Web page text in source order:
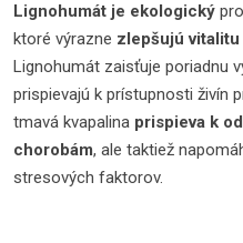
Lignohumát je ekologický
ktoré výrazne zlepšujú vitalitu
Lignohumát zaisťuje poriadnu
prispievajú k prístupnosti živín
tmavá kvapalina prispieva k
chorobám, ale taktiež
stresových faktorov.